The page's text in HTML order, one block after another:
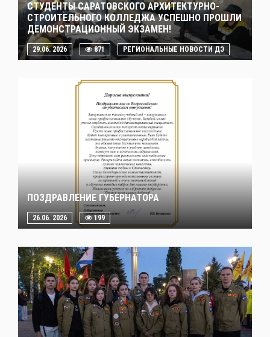
СТУДЕНТЫ САРАТОВСКОГО АРХИТЕКТУРНО-
СТРОИТЕЛЬНОГО КОЛЛЕДЖА УСПЕШНО ПРОШЛИ
ДЕМОНСТРАЦИОННЫЙ ЭКЗАМЕН!
29.06. 2026 871 РЕГИОНАЛЬНЫЕ НОВОСТИ ДЭ
ПОЗДРАВЛЕНИЕ ГУБЕРНАТОРА
26.06. 2026 199